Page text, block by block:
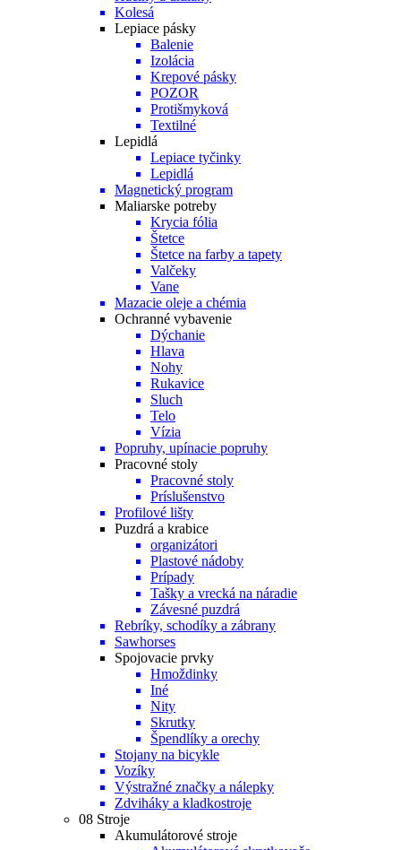
Kolesá
Lepiace pásky
Balenie
Izolácia
Krepové pásky
POZOR
Protišmyková
Textilné
Lepidlá
Lepiace tyčinky
Lepidlá
Magnetický program
Maliarske potreby
Krycia fólia
Štetce
Štetce na farby a tapety
Valčeky
Vane
Mazacie oleje a chémia
Ochranné vybavenie
Dýchanie
Hlava
Nohy
Rukavice
Sluch
Telo
Vízia
Popruhy, upínacie popruhy
Pracovné stoly
Pracovné stoly
Príslušenstvo
Profilové lišty
Puzdrá a krabice
organizátori
Plastové nádoby
Prípady
Tašky a vrecká na náradie
Závesné puzdrá
Rebríky, schodíky a zábrany
Sawhorses
Spojovacie prvky
Hmoždinky
Iné
Nity
Skrutky
Špendlíky a orechy
Stojany na bicykle
Vozíky
Výstražné značky a nálepky
Zdviháky a kladkostroje
08 Stroje
Akumulátorové stroje